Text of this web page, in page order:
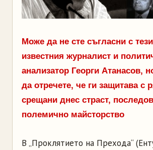
Може да не сте съгласни с
известния журналист и
анализатор Георги Атанасов,
да отречете, че ги защитава с
срещани днес страст,
полемично майсторство
В „Проклятието на Прехода“